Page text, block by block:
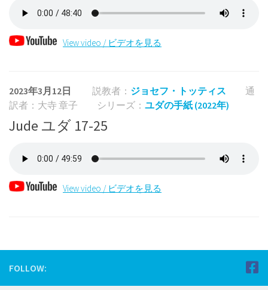
View video / ビデオを見る
2023年3月12日 説教者： ジョセフ・トッティス
通
訳者：大寺 章子
シリーズ： ユダの手紙 (2022年)
Jude ユダ 17-25
View video / ビデオを見る
FOLLOW: